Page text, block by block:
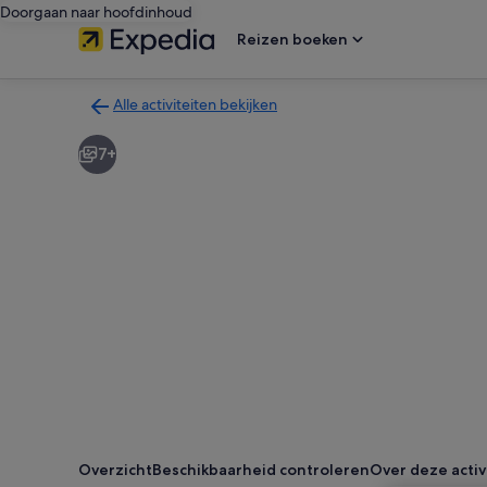
Doorgaan naar hoofdinhoud
Reizen boeken
Alle activiteiten bekijken
naar
de
7+
OverzichtBeschikbaarheid controlerenOver deze